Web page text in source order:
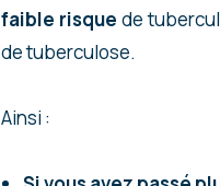
faible risque de
de tuberculose.
Ainsi :